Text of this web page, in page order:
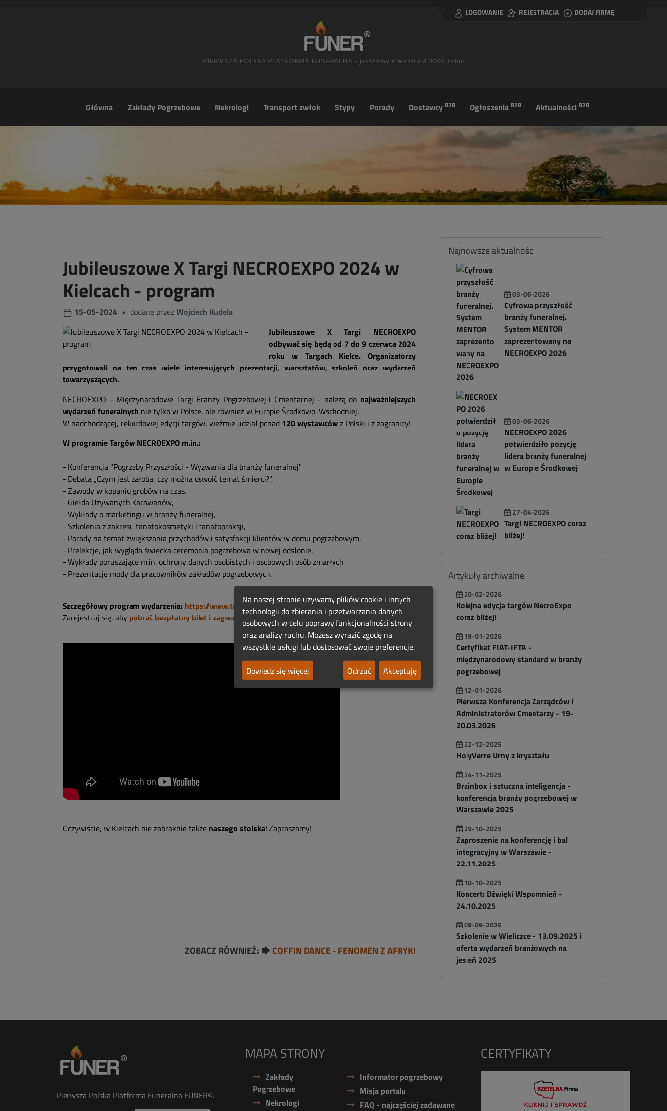
LOGOWANIE REJESTRACJA DODAJ FIRMĘ
Główna Zakłady Pogrzebowe Nekrologi Transport zwłok Stypy Porady Dostawcy B2B Ogłoszenia B2B Aktualności B2B
Jubileuszowe X Targi NECROEXPO 2024 w
Kielcach - program
15-05-2024 • dodane przezWojciech Kudela
Jubileuszowe X Targi NECROEXPO
odbywać się będą od 7 do 9 czerwca 2024
roku w Targach Kielce. Organizatorzy
przygotowali na ten czas wiele interesujących prezentacji, warsztatów, szkoleń oraz wydarzeń
towarzyszących.
NECROEXPO - Międzynarodowe Targi Branży Pogrzebowej i Cmentarnej - należą do najważniejszych
wydarzeń funeralnych nie tylko w Polsce, ale również w Europie Środkowo-Wschodniej.
W nadchodzącej, rekordowej edycji targów, weźmie udział ponad 120 wystawcówz Polski i z zagranicy!
W programie Targów NECROEXPO m.in.:
- Konferencja "Pogrzeby Przyszłości - Wyzwania dla branży funeralnej"
- Debata „Czym jest żałoba, czy można oswoić temat śmierci?",
- Zawody w kopaniu grobów na czas,
- Giełda Używanych Karawanów,
- Wykłady o marketingu w branży funeralnej,
- Szkolenia z zakresu tanatokosmetyki i tanatopraksji,
- Porady na temat zwiększania przychodów i satysfakcji klientów w domu pogrzebowym,
- Prelekcje, jak wygląda świecka ceremonia pogrzebowa w nowej odsłonie,
- Wykłady poruszające m.in. ochrony danych osobistych i osobowych osób zmarłych
- Prezentacje mody dla pracowników zakładów pogrzebowych.
Szczegółowy program wydarzenia: https://www.targikielce.pl/necroexpo/program-targow
Zarejestruj się, aby pobrać bezpłatny bilet i zagwarantować sobie wstęp na Targi.
Oczywiście, w Kielcach nie zabraknie także naszego stoiska! Zapraszamy!
ZOBACZ RÓWNIEŻ: 🡆COFFIN DANCE - FENOMEN Z AFRYKI
Najnowsze aktualności
03-06-2026
Cyfrowa przyszłość
branży funeralnej.
System MENTOR
zaprezentowany na
NECROEXPO 2026
03-06-2026
NECROEXPO 2026
potwierdziło pozycję
lidera branży funeralnej
w Europie Środkowej
27-04-2026
Targi NECROEXPO coraz
bliżej!
Artykuły archiwalne
20-02-2026
Kolejna edycja targów NecroExpo
coraz bliżej!
19-01-2026
Certyfikat FIAT-IFTA -
międzynarodowy standard w branży
pogrzebowej
12-01-2026
Pierwsza Konferencja Zarządców i
Administratorów Cmentarzy - 19-
20.03.2026
22-12-2025
HolyVerre Urny z kryształu
24-11-2025
Brainbox i sztuczna inteligencja -
konferencja branży pogrzebowej w
Warszawie 2025
29-10-2025
Zaproszenie na konferencję i bal
integracyjny w Warszawie -
22.11.2025
10-10-2025
Koncert: Dźwięki Wspomnień -
24.10.2025
08-09-2025
Szkolenie w Wieliczce - 13.09.2025 i
oferta wydarzeń branżowych na
jesień 2025
Pierwsza Polska Platforma Funeralna FUNER®.
MAPA STRONY
Zakłady
Pogrzebowe
Nekrologi
Informator pogrzebowy
Misja portalu
FAQ - najczęściej zadawane
CERTYFIKATY
Na naszej stronie używamy plików cookie i innych
technologii do zbierania i przetwarzania danych
osobowych w celu poprawy funkcjonalności strony
oraz analizy ruchu. Możesz wyrazić zgodę na
wszystkie usługi lub dostosować swoje preferencje.
Dowiedz się więcej
Odrzuć Akceptuję